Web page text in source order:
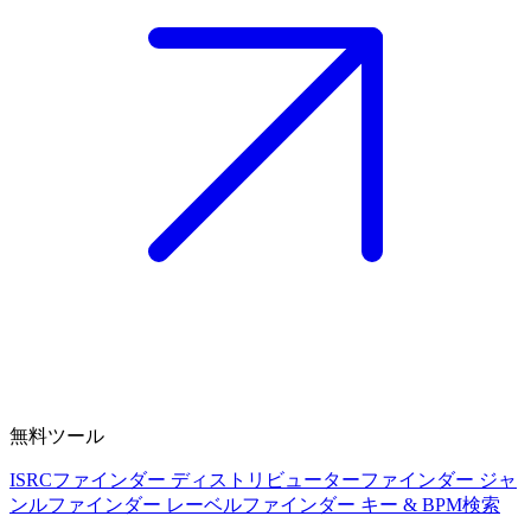
無料ツール
ISRCファインダー ディストリビューターファインダー ジャ
ンルファインダー レーベルファインダー キー & BPM検索